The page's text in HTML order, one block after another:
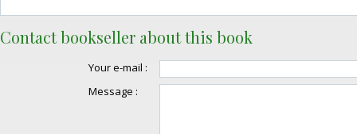
Contact bookseller about this book
Your e-mail :
Message :